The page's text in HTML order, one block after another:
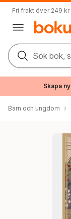
Fri frakt över 249 kr
Sök bok,
Skapa
Barn och ungdom